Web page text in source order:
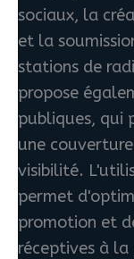
sociaux, la
et la
stations de
propose
publiques, qui
une
visibilité.
permet
promotion et
réceptives à